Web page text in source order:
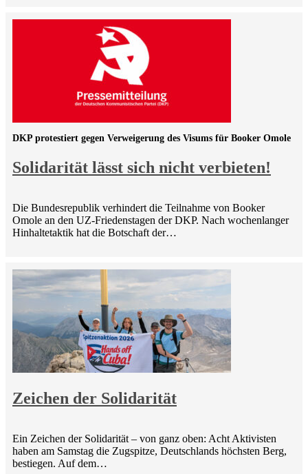
Solidarität lässt sich nicht verbieten!
DKP protestiert gegen Verweigerung des Visums für Booker Omole
Die Bundesrepublik verhindert die Teilnahme von Booker
Omole an den UZ-Friedenstagen der DKP. Nach wochenlanger
Hinhaltetaktik hat die Botschaft der…
Zeichen der Solidarität
Ein Zeichen der Solidarität – von ganz oben: Acht Aktivisten
haben am Samstag die Zugspitze, Deutschlands höchsten Berg,
bestiegen. Auf dem…